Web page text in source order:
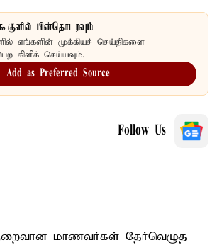
பின்தொடரவும்
எங்களின் முக்கியச் செய்திகளை
கிளிக் செய்யவும்.
Add as Preferred Source
Follow Us
மாணவர்கள் தேர்வெழுத